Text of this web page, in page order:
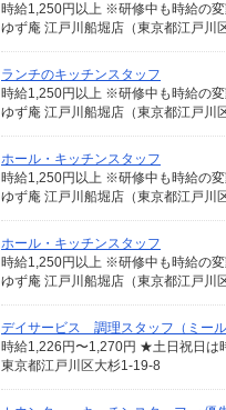
時給1,250円以上 ※研修中も時給の
ゆず庵 江戸川船堀店（東京都江戸川
ランチのキッチンスタッフ
時給1,250円以上 ※研修中も時給の
ゆず庵 江戸川船堀店（東京都江戸川
ホール・キッチンスタッフ
時給1,250円以上 ※研修中も時給の
ゆず庵 江戸川船堀店（東京都江戸川
ホール・キッチンスタッフ
時給1,250円以上 ※研修中も時給の
ゆず庵 江戸川船堀店（東京都江戸川
デイサービス 調理スタッフ（ミール
時給1,226円〜1,270円 ★土日祝日は
東京都江戸川区大杉1-19-8